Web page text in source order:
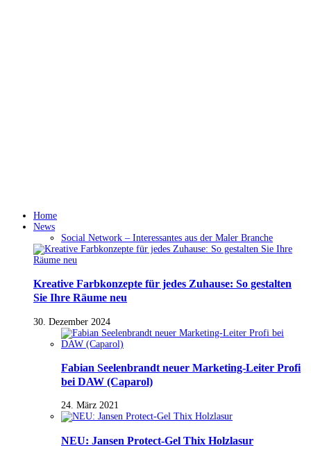
Home
News
Social Network – Interessantes aus der Maler Branche
Kreative Farbkonzepte für jedes Zuhause: So gestalten
Sie Ihre Räume neu
30. Dezember 2024
Fabian Seelenbrandt neuer Marketing-Leiter Profi
bei DAW (Caparol)
24. März 2021
NEU: Jansen Protect-Gel Thix Holzlasur